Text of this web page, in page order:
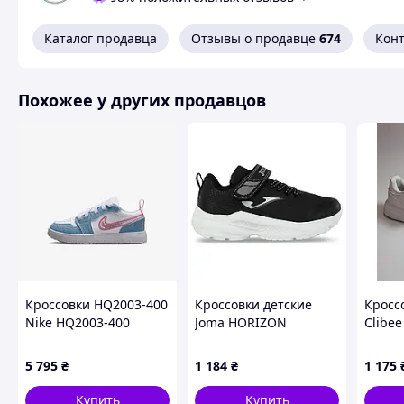
Похожие товары по характеристикам
Каталог продавца Отзывы о продавце 674
Похожее у других продавцов
Кроссовки HQ2003-400
Nike HQ2003-400
5 795 ₴
Купить
Кроссовки детские
Joma HORIZON
26-34 черный-белый
1 184 ₴
Купить
1 175